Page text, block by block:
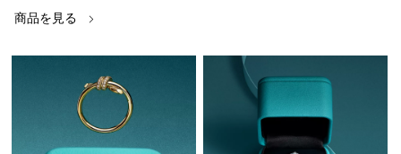
商品を見る